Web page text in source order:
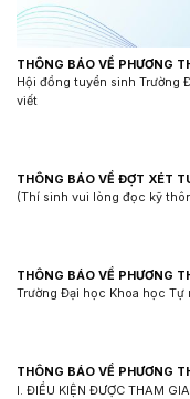
THÔNG BÁO VỀ PHƯƠNG
Hội đồng tuyển sinh Trường
viết
THÔNG BÁO VỀ ĐỢT XÉT
(Thí sinh vui lòng đọc kỹ
THÔNG BÁO VỀ PHƯƠNG
Trường Đại học Khoa học
THÔNG BÁO VỀ PHƯƠNG
I. ĐIỀU KIỆN ĐƯỢC THAM